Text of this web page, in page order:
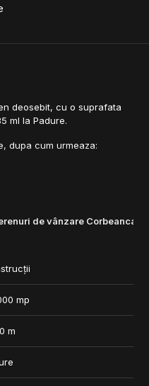
de vânzare Corbeanca
deosebit, cu o suprafata
ml la Padure.
dupa cum urmeaza:
urmatorii:
cerintelor tale, iti
de terenuri accesand
sa ma contactati.
mp
m